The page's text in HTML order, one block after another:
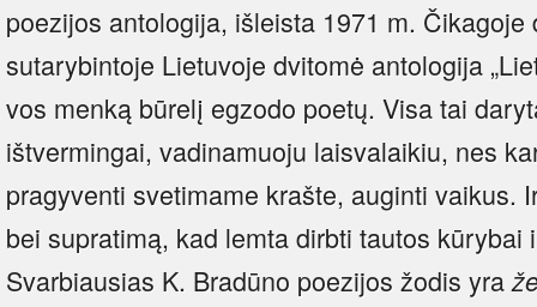
poezijos antologija, išleista 1971 m. Čikagoje
sutarybintoje Lietuvoje dvitomė antologija
vos menką būrelį egzodo poetų. Visa tai
ištvermingai, vadinamuoju laisvalaikiu, nes
pragyventi svetimame krašte, auginti vaikus.
bei supratimą, kad lemta dirbti tautos kūrybai
Svarbiausias K. Bradūno poezijos žodis yra